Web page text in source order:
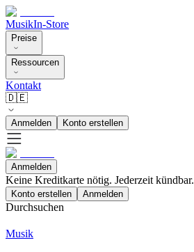
MusikIn-Store
Preise
Ressourcen
Kontakt
🇩🇪
Anmelden Konto erstellen
Anmelden
Keine Kreditkarte nötig. Jederzeit kündbar.
Konto erstellen Anmelden
Durchsuchen
Musik